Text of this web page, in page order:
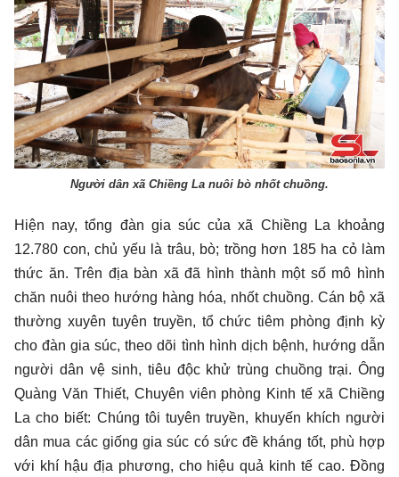
Người dân xã Chiềng La nuôi bò nhốt chuồng.
Hiện nay, tổng đàn gia súc của xã Chiềng La khoảng
12.780 con, chủ yếu là trâu, bò; trồng hơn 185 ha cỏ làm
thức ăn. Trên địa bàn xã đã hình thành một số mô hình
chăn nuôi theo hướng hàng hóa, nhốt chuồng. Cán bộ xã
thường xuyên tuyên truyền, tổ chức tiêm phòng định kỳ
cho đàn gia súc, theo dõi tình hình dịch bệnh, hướng dẫn
người dân vệ sinh, tiêu độc khử trùng chuồng trại. Ông
Quàng Văn Thiết, Chuyên viên phòng Kinh tế xã Chiềng
La cho biết: Chúng tôi tuyên truyền, khuyến khích người
dân mua các giống gia súc có sức đề kháng tốt, phù hợp
với khí hậu địa phương, cho hiệu quả kinh tế cao. Đồng